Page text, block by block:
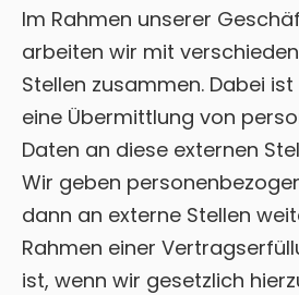
Im Rahmen unserer
arbeiten wir mit
Stellen zusammen. Dabei
eine Übermittlung von
Daten an diese externen
Wir geben
dann an externe Stellen
Rahmen einer
ist, wenn wir gesetzlich